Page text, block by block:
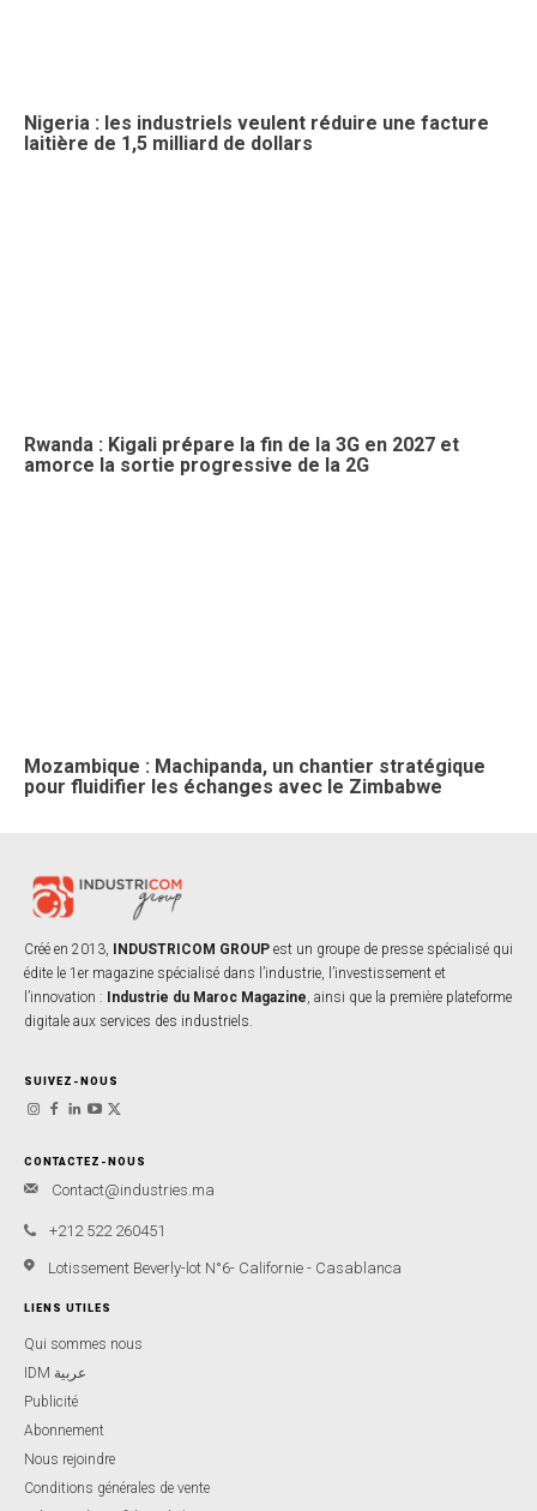
Nigeria : les industriels veulent réduire une facture
laitière de 1,5 milliard de dollars
Rwanda : Kigali prépare la fin de la 3G en 2027 et
amorce la sortie progressive de la 2G
Mozambique : Machipanda, un chantier stratégique
pour fluidifier les échanges avec le Zimbabwe
Créé en 2013, INDUSTRICOM GROUP est un groupe de presse spécialisé qui
édite le 1er magazine spécialisé dans l’industrie, l’investissement et
l’innovation : Industrie du Maroc Magazine , ainsi que la première plateforme
digitale aux services des industriels.
SUIVEZ-NOUS
CONTACTEZ-NOUS
Contact@industries.ma
+212 522 260451
Lotissement Beverly-lot N°6- Californie - Casablanca
LIENS UTILES
Qui sommes nous
IDM عربية
Publicité
Abonnement
Nous rejoindre
Conditions générales de vente